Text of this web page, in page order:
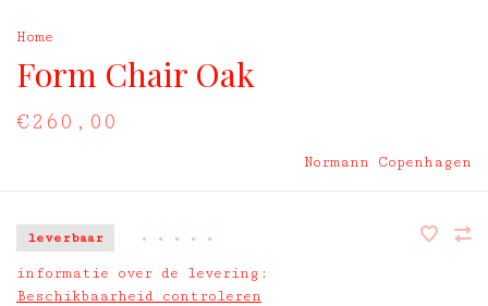
Home
Form Chair Oak
€260,00
Normann Copenhagen
leverbaar • • • • •
informatie over de levering:
Beschikbaarheid controleren